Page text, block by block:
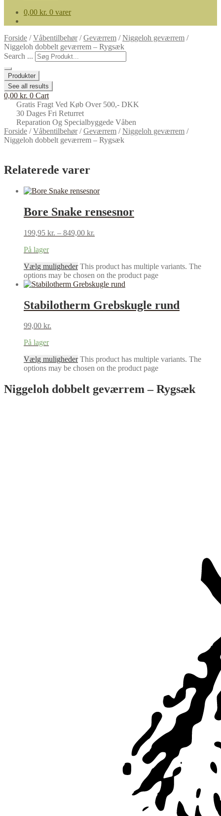
0,00 kr. 0 varer
Forside /Våbentilbehør/Geværrem /Niggeloh geværrem /
Niggeloh dobbelt geværrem – Rygsæk
Search ...
Produkter
See all results
0,00 kr. 0 Cart
Gratis Fragt Ved Køb Over 500,- DKK
30 Dages Fri Returret
Reparation Og Specialbyggede Våben
Forside /Våbentilbehør/Geværrem /Niggeloh geværrem /
Niggeloh dobbelt geværrem – Rygsæk
Relaterede varer
Bore Snake rensesnor
199,95 kr. – 849,00 kr.
På lager
Vælg mulighederThis product has multiple variants. The
options may be chosen on the product page
Stabilotherm Grebskugle rund
99,00 kr.
På lager
Vælg mulighederThis product has multiple variants. The
options may be chosen on the product page
Niggeloh dobbelt geværrem – Rygsæk